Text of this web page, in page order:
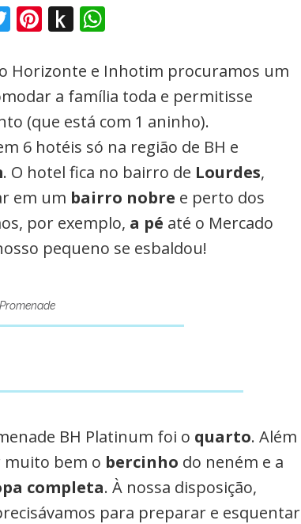
Twitter
Pinterest
Push
Kindle
Horizonte e Inhotim procuramos um
a família toda e permitisse
(que está com 1 aninho).
6 hotéis só na região de BH e
. O hotel fica no bairro de Lourdes,
em um bairro nobre e perto dos
por exemplo, a pé até o Mercado
pequeno se esbaldou!
BH Platinum foi o quarto. Além
muito bem o bercinho do neném e a
completa. À nossa disposição,
para preparar e esquentar